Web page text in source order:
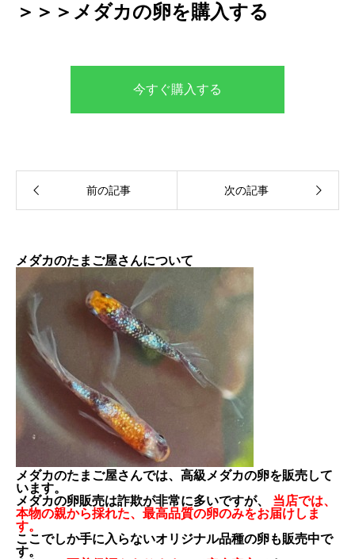
＞＞＞メダカの卵を購入する
今すぐ購入する
メダカのたまご屋さんについて
メダカのたまご屋さんでは、高級メダカの卵を販売して
います。
メダカの卵販売は詐欺が非常に多いですが、 当店では、
本物の親から採れた、最高品質の卵のみをお届けしま
す。
ここでしか手に入らないオリジナル品種の卵も販売中で
す。